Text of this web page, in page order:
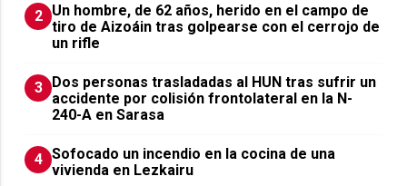
2 Un hombre, de 62 años, herido en el campo de
tiro de Aizoáin tras golpearse con el cerrojo de
un rifle
3 ​Dos personas trasladadas al HUN tras sufrir un
accidente por colisión frontolateral en la N-
240-A en Sarasa
4 Sofocado un incendio en la cocina de una
vivienda en Lezkairu